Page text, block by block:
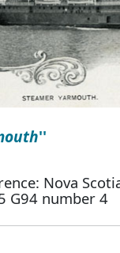
''
Nova
G94 number 4